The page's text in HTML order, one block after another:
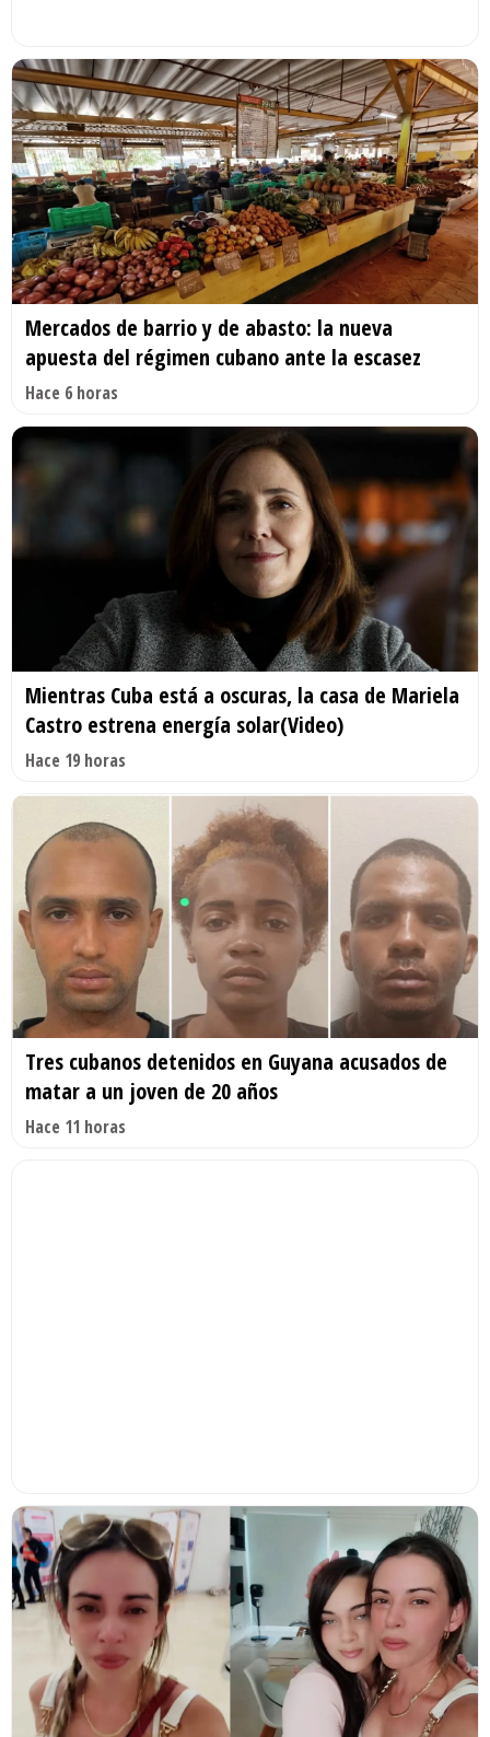
Mercados de barrio y de abasto: la nueva
apuesta del régimen cubano ante la escasez
Hace 6 horas
Mientras Cuba está a oscuras, la casa de Mariela
Castro estrena energía solar(Video)
Hace 19 horas
Tres cubanos detenidos en Guyana acusados de
matar a un joven de 20 años
Hace 11 horas